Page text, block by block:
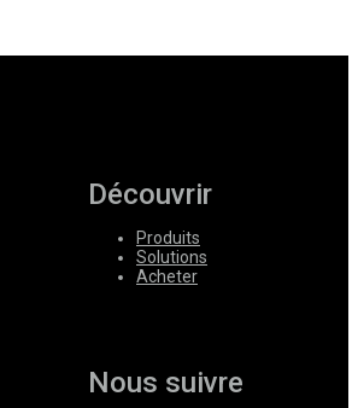
Découvrir
Produits
Solutions
Acheter
Nous suivre